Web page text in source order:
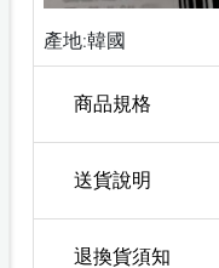
產地:韓國
商品規格
送貨說明
退換貨須知